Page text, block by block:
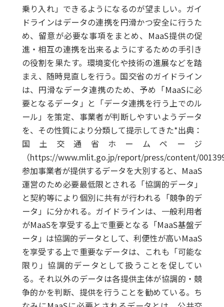
乗り入れ」できるようになるのが望ましい。ガイ
ドラインはデータの連携を円滑かつ安全に行うた
め、留意が必要な事項をまとめ、MaaS提供の促
進・相互の連携を出来るようにするための手引き
の役割を果たす。環境変化や技術の進展などを踏
まえ、随時見直しを行う。国交省のガイドライン
は、円滑なデータ連携のため、予め「MaaSに必
要となるデータ」と「データ連携を行う上でのル
ール」を策定、事業者が判断しやすいようデータ
を、その性質により分類して提示してきた*出典：
国土交通省ホームページ
（https://www.mlit.go.jp/report/press/content/
参加事業者が提供するデータを大別すると、MaaS
運営のため必要最低限とされる「協調的データ」
と契約等により個別に共有が行われる「競争的デ
ータ」に分かれる。ガイドラインは、一般利用者
がMaaSを享受する上で重要となる「MaaS基盤デ
ータ」は協調的データとして、利便性が高いMaaS
を享受する上で重要なデータは、これも「可能な
限り」協調的データとして扱うことを促してい
る。それ以外のデータは各提供主体が協調的・競
争的かを判断、提供を行うことを勧めている。ち